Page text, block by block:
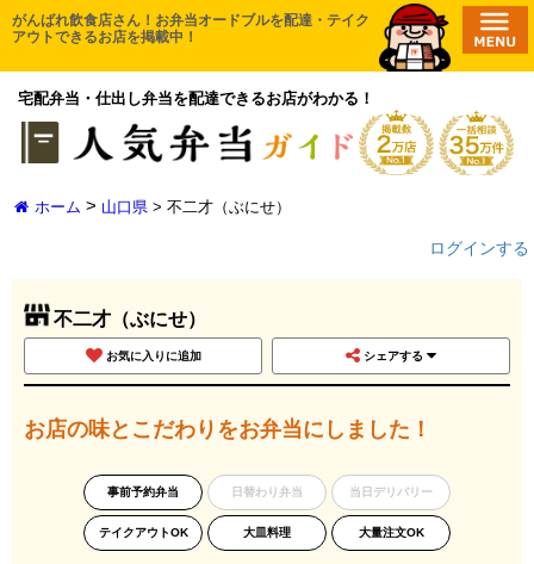
ン
テ
がんばれ飲食店さん！お弁当オードブルを配達・テイク
アウトできるお店を掲載中！
宅配弁当・仕出し弁当を配達できるお店がわかる！
HOME
エリアから探す
口コミ投稿
取材申請
ホーム > 山口県 >不二才（ぶにせ）
ログインする
不二才（ぶにせ）
お気に入りに追加 シェアする
お店の味とこだわりをお弁当にしました！
事前予約弁当 日替わり弁当 当日デリバリー
テイクアウトOK 大皿料理 大量注文OK